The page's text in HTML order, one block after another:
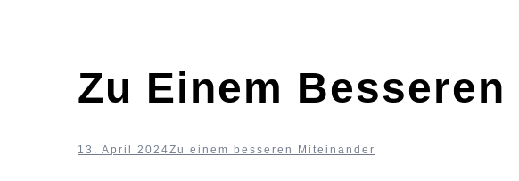
Zu Einem
13. April 2024Zu einem besseren Miteinander